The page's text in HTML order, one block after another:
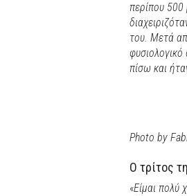
περίπου
του. Μετά
πίσω και
Photo by
Ο τρίτος
«Είμαι πολύ